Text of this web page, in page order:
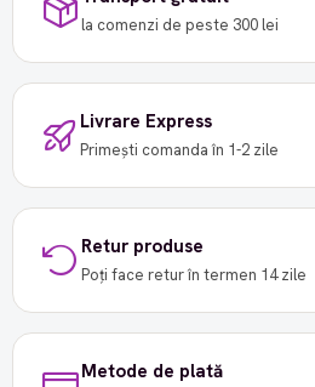
la comenzi de peste 300 lei
Livrare Express
Primești comanda în 1-2 zile
Retur produse
Poți face retur în termen 14 zile
Metode de plată